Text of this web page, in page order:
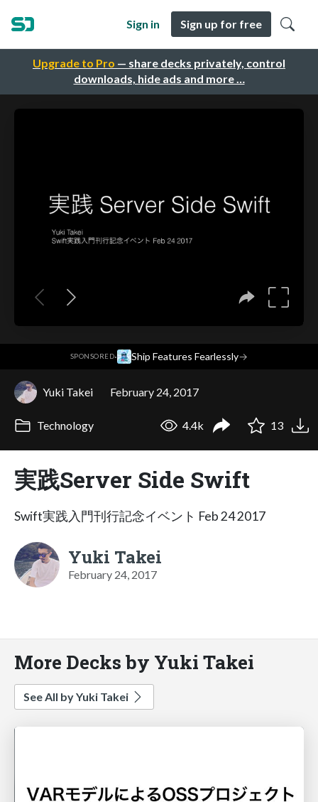
Upgrade to Pro — share decks privately, control
downloads, hide ads and more …
Sign in Sign up for free
SPONSORED· Ship Features Fearlessly→
Yuki Takei February 24, 2017
Technology 4.4k 13
実践Server Side Swift
Swift実践入門刊行記念イベント Feb 24 2017
Yuki Takei
February 24, 2017
More Decks by Yuki Takei
See All by Yuki Takei